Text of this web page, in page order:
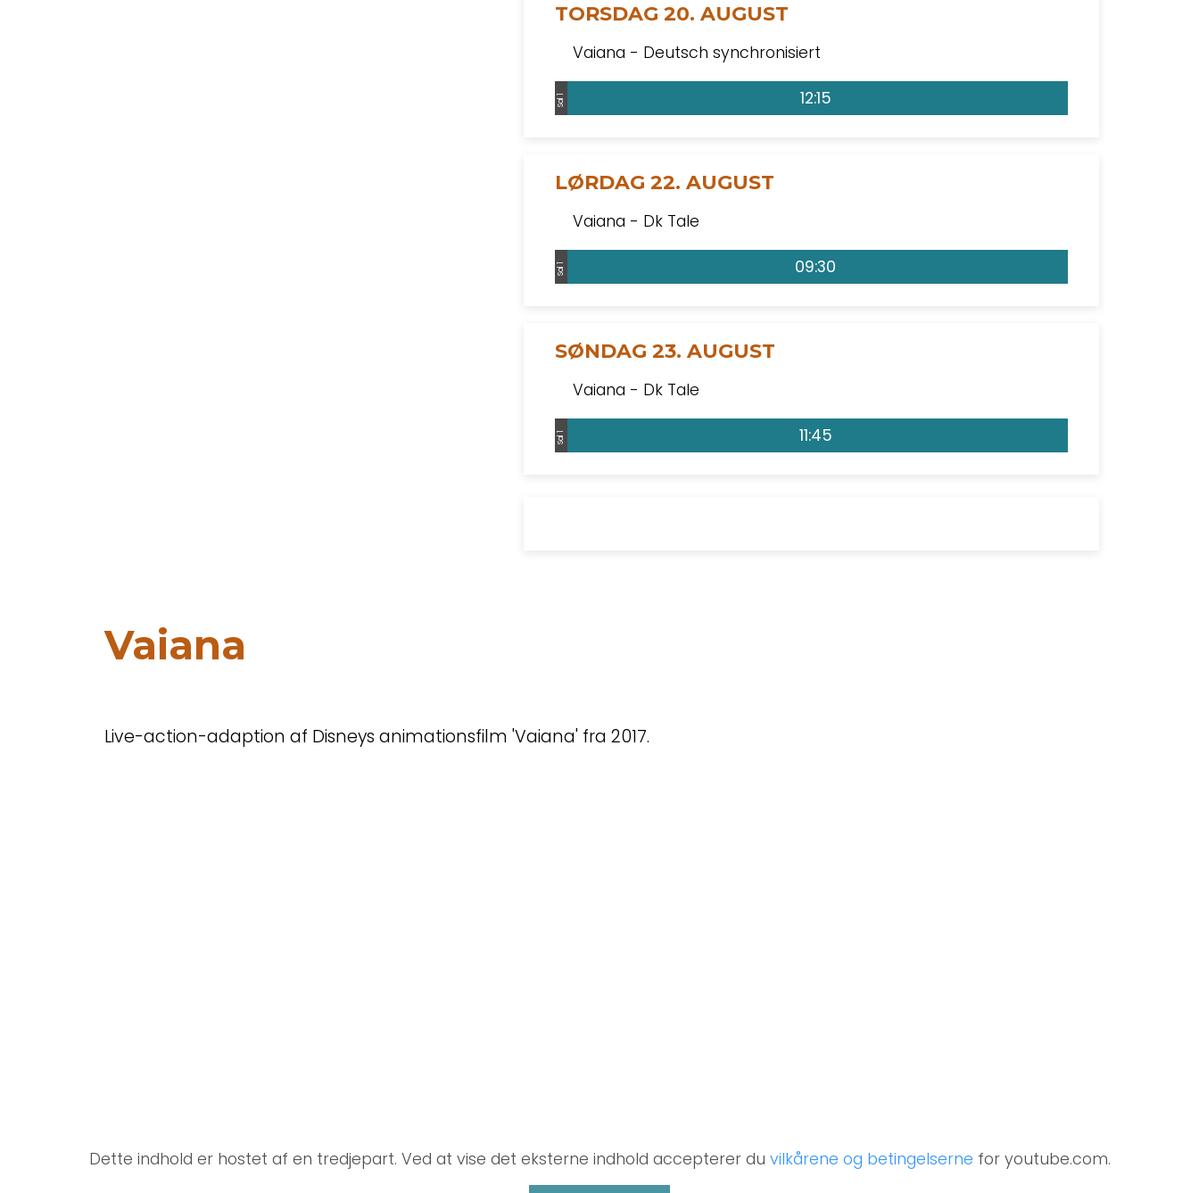
TORSDAG 20. AUGUST
Vaiana - Deutsch synchronisiert
Sal 1 12:15
LØRDAG 22. AUGUST
Vaiana - Dk Tale
Sal 1 09:30
SØNDAG 23. AUGUST
Vaiana - Dk Tale
Sal 1 11:45
Vaiana
Live-action-adaption af Disneys animationsfilm 'Vaiana' fra 2017.
Dette indhold er hostet af en tredjepart. Ved at vise det eksterne indhold accepterer du vilkårene og betingelserne for youtube.com.